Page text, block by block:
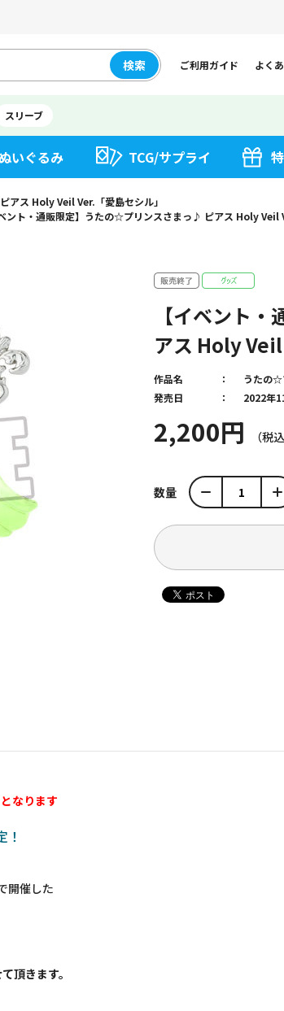
検索 ご利用ガイド よく
スリーブ
ぬいぐるみ TCG/サプライ
アス Holy Veil Ver.「愛島セシル」
ベント・通販限定】うたの☆プリンスさまっ♪ ピアス Holy Veil
【イベント
アス Holy Veil
2,200円
作品名
うたの☆
発売日
2022年
数量
なります
開催した
頂きます。